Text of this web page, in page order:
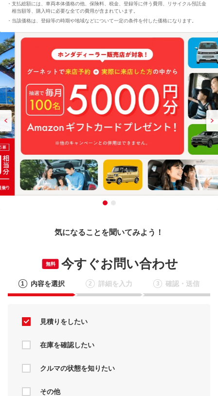
支払総額には、車両本体価格の他、保険料、税金、登録等に伴う費用、リサイクル預託金
相当額等、購入時に必要な全ての費用が含まれています。
当該価格は、登録等の時期や地域などについて一定の条件を付した価格になります。
気になることを聞いてみよう！
無料 今すぐお問い合わせ
1 内容を選択 2 詳細を入力 3 確認・送信
見積りをしたい
在庫を確認したい
クルマの状態を知りたい
その他